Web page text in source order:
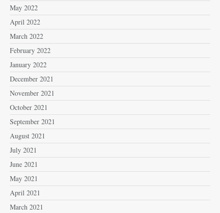
May 2022
April 2022
March 2022
February 2022
January 2022
December 2021
November 2021
October 2021
September 2021
August 2021
July 2021
June 2021
May 2021
April 2021
March 2021